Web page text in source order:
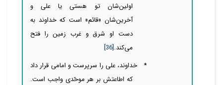
اولین‌‌‌‌‌‌شان تو هستی یا علی و
آخرین‌‌‌‌‌‌شان «قائم» است که خداوند به
دست او شرق و غرب زمین را فتح
می‌کند.[36]
* خداوند، علی را سرپرست و امامی قرار داد
که اطاعتش بر هر موحّدی واجب است.